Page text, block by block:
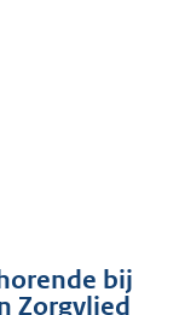
bij
Zorgvlied